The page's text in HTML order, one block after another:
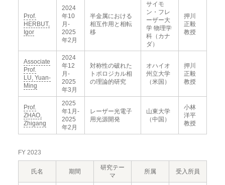
Prof.
HERBUT,
Igor
2024
年10
月-
2025
年2月
半金属における
相互作用と相転
移
サイモ
ン・フレ
ーザー大
学 物理学
科（カナ
ダ）
押川
正毅
教授
Associate
Prof.
LU, Yuan-
Ming
2024
年12
月-
2025
年3月
対称性の破れた
トポロジカル相
の理論的研究
オハイオ
州立大学
（米国）
押川
正毅
教授
Prof.
ZHAO,
Zhigang
2025
年1月-
2025
年2月
レーザー光電子
用光源開発
山東大学
（中国）
小林
洋平
教授
FY 2023
氏名 期間
研究テー
マ
所属 受入所員